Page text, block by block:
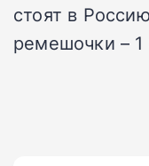
стоят в
ремешочки – 1